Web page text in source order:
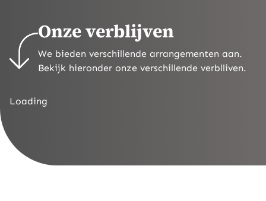
Onze verblijven
We bieden verschillende arrangementen aan.
Bekijk hieronder onze verschillende verblliven.
Loading